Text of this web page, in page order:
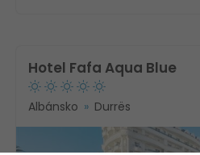
Hotel Fafa Aqua Blue
Albánsko Durrës